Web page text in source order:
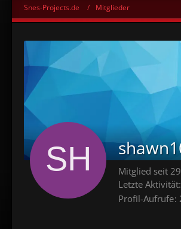
Snes-Projects.de Mitglieder
Mitglied seit
Letzte Aktivität:
Profil-Aufrufe